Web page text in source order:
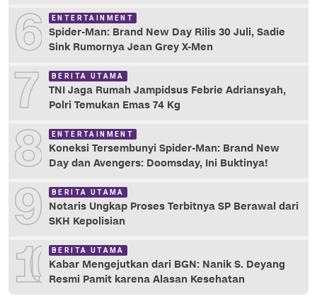
6 ENTERTAINMENT
Spider-Man: Brand New Day Rilis 30 Juli, Sadie
Sink Rumornya Jean Grey X-Men
7 BERITA UTAMA
TNI Jaga Rumah Jampidsus Febrie Adriansyah,
Polri Temukan Emas 74 Kg
8 ENTERTAINMENT
Koneksi Tersembunyi Spider-Man: Brand New
Day dan Avengers: Doomsday, Ini Buktinya!
9 BERITA UTAMA
Notaris Ungkap Proses Terbitnya SP Berawal dari
SKH Kepolisian
10 BERITA UTAMA
Kabar Mengejutkan dari BGN: Nanik S. Deyang
Resmi Pamit karena Alasan Kesehatan